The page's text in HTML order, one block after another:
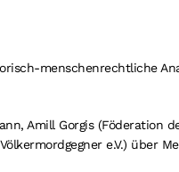
menschenrechtliche
Amill Gorgis (Föderation
e.V.) über